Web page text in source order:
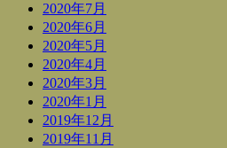
2020年7月
2020年6月
2020年5月
2020年4月
2020年3月
2020年1月
2019年12月
2019年11月